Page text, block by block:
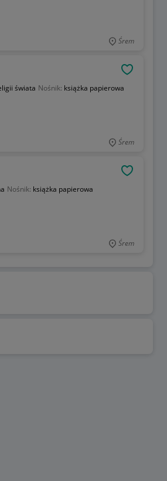
Śrem
świata Nośnik: książka papierowa
Śrem
Nośnik: książka papierowa
Śrem